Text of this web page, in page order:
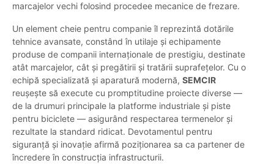
marcajelor vechi folosind procedee mecanice de frezare.
Un element cheie pentru companie îl reprezintă dotările
tehnice avansate, constând în utilaje și echipamente
produse de companii internaționale de prestigiu, destinate
atât marcajelor, cât și pregătirii și tratării suprafețelor. Cu o
echipă specializată și aparatură modernă, SEMCIR
reușește să execute cu promptitudine proiecte diverse —
de la drumuri principale la platforme industriale și piste
pentru biciclete — asigurând respectarea termenelor și
rezultate la standard ridicat. Devotamentul pentru
siguranță și inovație afirmă poziționarea sa ca partener de
încredere în construcția infrastructurii.